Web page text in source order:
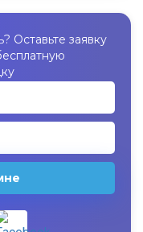
Оставьте заявку